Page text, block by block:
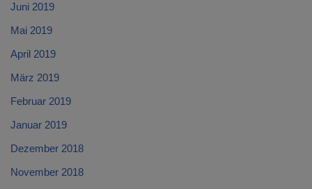
Juni 2019
Mai 2019
April 2019
März 2019
Februar 2019
Januar 2019
Dezember 2018
November 2018